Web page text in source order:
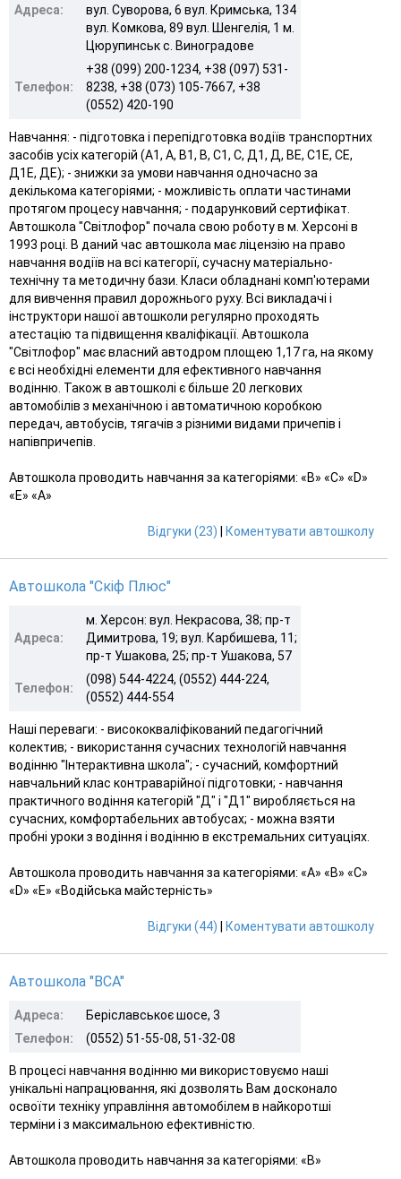
Адреса:
вул. Суворова, 6 вул. Кримська, 134
вул. Комкова, 89 вул. Шенгелія, 1 м.
Цюрупинськ с. Виноградове
Телефон:
+38 (099) 200-1234, +38 (097) 531-
8238, +38 (073) 105-7667, +38
(0552) 420-190
Навчання: - підготовка і перепідготовка водіїв транспортних
засобів усіх категорій (А1, А, В1, В, С1, С, Д1, Д, ВЕ, С1Е, СЕ,
Д1Е, ДЕ); - знижки за умови навчання одночасно за
декількома категоріями; - можливість оплати частинами
протягом процесу навчання; - подарунковий сертифікат.
Автошкола "Світлофор" почала свою роботу в м. Херсоні в
1993 році. В даний час автошкола має ліцензію на право
навчання водіїв на всі категорії, сучасну матеріально-
технічну та методичну бази. Класи обладнані комп'ютерами
для вивчення правил дорожнього руху. Всі викладачі і
інструктори нашої автошколи регулярно проходять
атестацію та підвищення кваліфікації. Автошкола
"Світлофор" має власний автодром площею 1,17 га, на якому
є всі необхідні елементи для ефективного навчання
водінню. Також в автошколі є більше 20 легкових
автомобілів з механічною і автоматичною коробкою
передач, автобусів, тягачів з різними видами причепів і
напівпричепів.
Автошкола проводить навчання за категоріями: «B» «С» «D»
«E» «A»
Відгуки (23) Коментувати автошколу
Автошкола "Скіф Плюс"
Адреса:
м. Херсон: вул. Некрасова, 38; пр-т
Димитрова, 19; вул. Карбишева, 11;
пр-т Ушакова, 25; пр-т Ушакова, 57
Телефон:
(098) 544-4224, (0552) 444-224,
(0552) 444-554
Наші переваги: - висококваліфікований педагогічний
колектив; - використання сучасних технологій навчання
водінню "Інтерактивна школа"; - сучасний, комфортний
навчальний клас контраварійної підготовки; - навчання
практичного водіння категорій "Д" і "Д1" виробляється на
сучасних, комфортабельних автобусах; - можна взяти
пробні уроки з водіння і водінню в екстремальних ситуаціях.
Автошкола проводить навчання за категоріями: «A» «B» «С»
«D» «E» «Водійська майстерність»
Відгуки (44) Коментувати автошколу
Автошкола "ВСА"
Адреса:
Беріславськоє шосе, 3
Телефон:
(0552) 51-55-08, 51-32-08
В процесі навчання водінню ми використовуємо наші
унікальні напрацювання, які дозволять Вам досконало
освоїти техніку управління автомобілем в найкоротші
терміни і з максимальною ефективністю.
Автошкола проводить навчання за категоріями: «B»